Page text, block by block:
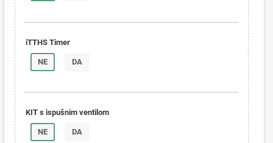
iTTHS Timer
NE DA
KIT s ispušnim ventilom
NE DA